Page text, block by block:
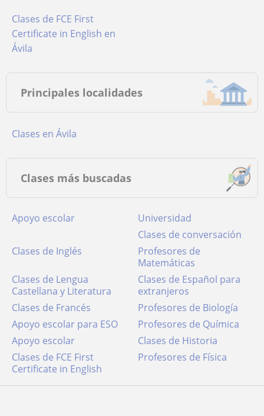
Clases de FCE First
Certificate in English en
Ávila
Principales localidades
Clases en Ávila
Clases más buscadas
Apoyo escolar
Universidad
Clases de conversación
Clases de Inglés
Profesores de
Matemáticas
Clases de Lengua
Castellana y Literatura
Clases de Español para
extranjeros
Clases de Francés
Profesores de Biología
Apoyo escolar para ESO
Profesores de Química
Apoyo escolar
Clases de Historia
Clases de FCE First
Certificate in English
Profesores de Física